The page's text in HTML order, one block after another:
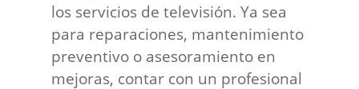
los servicios de televisión. Ya sea
para reparaciones, mantenimiento
preventivo o asesoramiento en
mejoras, contar con un profesional